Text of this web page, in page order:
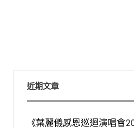
近期文章
《葉麗儀感恩巡迴演唱會